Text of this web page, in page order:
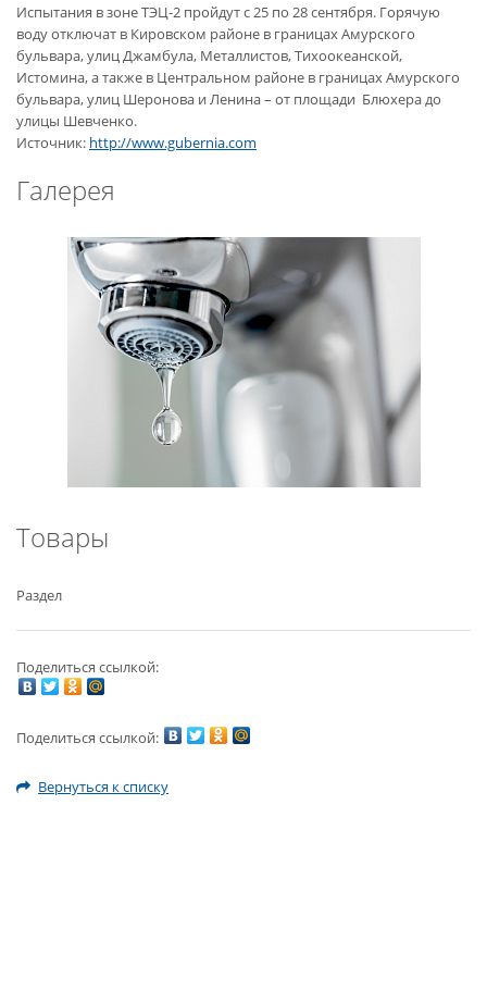
Испытания в зоне ТЭЦ-2 пройдут с 25 по 28 сентября. Горячую
воду отключат в Кировском районе в границах Амурского
бульвара, улиц Джамбула, Металлистов, Тихоокеанской,
Истомина, а также в Центральном районе в границах Амурского
бульвара, улиц Шеронова и Ленина – от площади Блюхера до
улицы Шевченко.
Источник: http://www.gubernia.com
Галерея
Товары
Раздел
Поделиться ссылкой:
Поделиться ссылкой:
Вернуться к списку